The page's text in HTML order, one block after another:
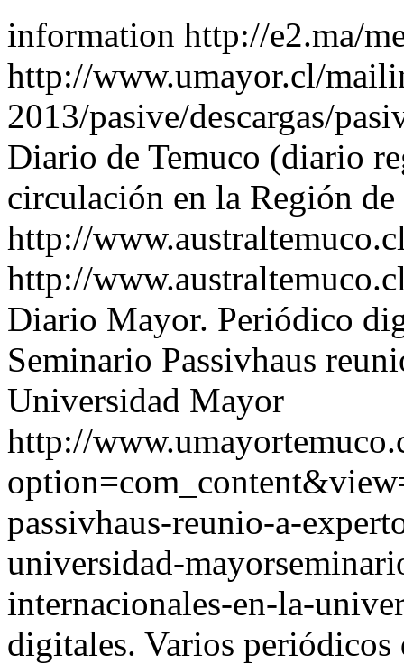
information http://e2.ma/
http://www.umayor.cl/
2013/pasive/descargas/
Diario de Temuco (diario
circulación en la Región
http://
http://
Diario Mayor. Periódico
Seminario Passivhaus
Universidad Mayor
http://
passivhaus-reunio-a-
universidad-
internacionales-en-la-
digitales. Varios periódicos